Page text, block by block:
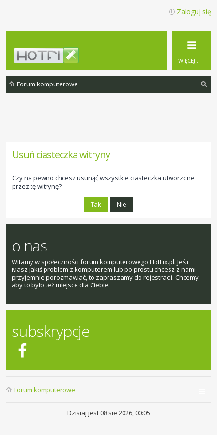
Zaloguj się
WIĘCEJ…
Forum komputerowe
Usuń ciasteczka witryny
Czy na pewno chcesz usunąć wszystkie ciasteczka utworzone
przez tę witrynę?
o nas
Witamy w społeczności forum komputerowego HotFix.pl. Jeśli
Masz jakiś problem z komputerem lub po prostu chcesz z nami
przyjemnie porozmawiać, to zapraszamy do rejestracji. Chcemy
aby to było też miejsce dla Ciebie.
subskrypcje
Forum komputerowe
Dzisiaj jest 08 sie 2026, 00:05